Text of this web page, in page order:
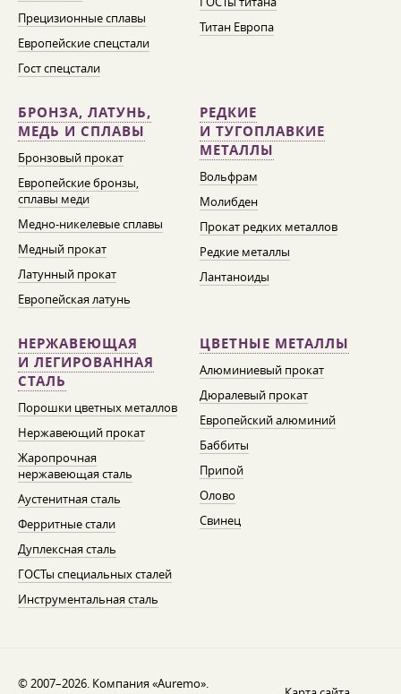
Прецизионные сплавы
Европейские спецстали
Гост спецстали
Титан Европа
БРОНЗА, ЛАТУНЬ,
МЕДЬ И СПЛАВЫ
Бронзовый прокат
Европейские бронзы,
сплавы меди
Медно-никелевые сплавы
Медный прокат
Латунный прокат
Европейская латунь
РЕДКИЕ
И ТУГОПЛАВКИЕ
МЕТАЛЛЫ
Вольфрам
Молибден
Прокат редких металлов
Редкие металлы
Лантаноиды
НЕРЖАВЕЮЩАЯ
И ЛЕГИРОВАННАЯ
СТАЛЬ
Порошки цветных металлов
Нержавеющий прокат
Жаропрочная
нержавеющая сталь
Аустенитная сталь
Ферритные стали
Дуплексная сталь
ГОСТы специальных сталей
Инструментальная сталь
ЦВЕТНЫЕ МЕТАЛЛЫ
Алюминиевый прокат
Дюралевый прокат
Европейский алюминий
Баббиты
Припой
Олово
Свинец
© 2007–2026. Компания «Auremo».